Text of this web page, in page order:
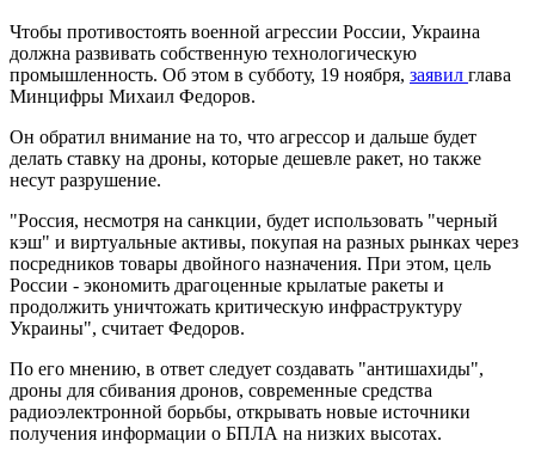
Чтобы противостоять военной агрессии России, Украина
должна развивать собственную технологическую
промышленность. Об этом в субботу, 19 ноября, заявил глава
Минцифры Михаил Федоров.
Он обратил внимание на то, что агрессор и дальше будет
делать ставку на дроны, которые дешевле ракет, но также
несут разрушение.
"Россия, несмотря на санкции, будет использовать "черный
кэш" и виртуальные активы, покупая на разных рынках через
посредников товары двойного назначения. При этом, цель
России - экономить драгоценные крылатые ракеты и
продолжить уничтожать критическую инфраструктуру
Украины", считает Федоров.
По его мнению, в ответ следует создавать "антишахиды",
дроны для сбивания дронов, современные средства
радиоэлектронной борьбы, открывать новые источники
получения информации о БПЛА на низких высотах.